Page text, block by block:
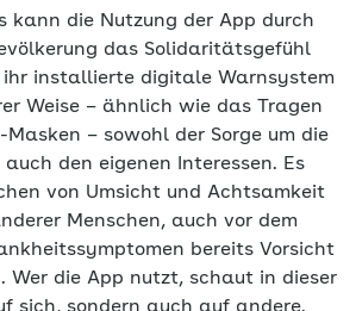
kann die Nutzung der App durch
das Solidaritätsgefühl
installierte digitale Warnsystem
Weise – ähnlich wie das Tragen
– sowohl der Sorge um die
den eigenen Interessen. Es
von Umsicht und Achtsamkeit
Menschen, auch vor dem
bereits Vorsicht
Wer die App nutzt, schaut in dieser